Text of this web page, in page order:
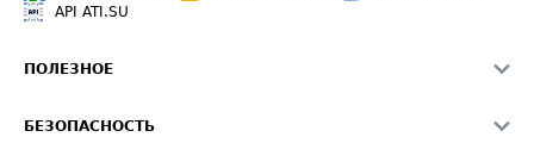
API ATI.SU
ПОЛЕЗНОЕ
БЕЗОПАСНОСТЬ